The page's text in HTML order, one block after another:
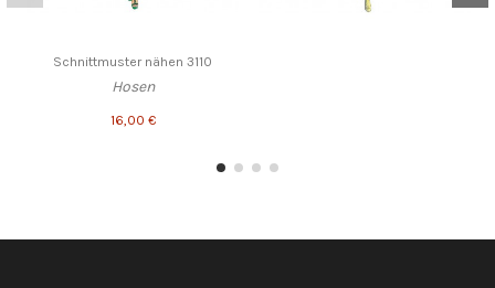
Schnittmuster nähen 3110
Hosen
16,00 €